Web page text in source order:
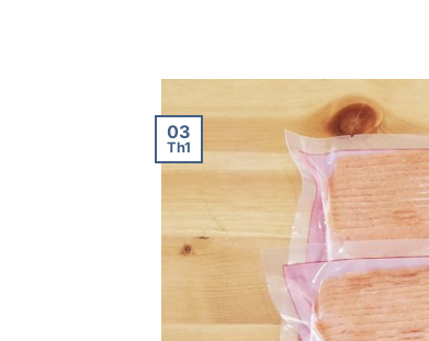
03
Th1